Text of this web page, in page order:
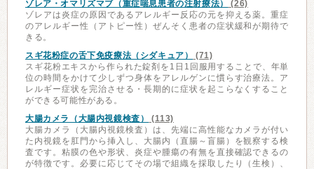
ゾレア・オマリズマブ（重症喘息患者の注射療法）
(26)
ゾレアは炎症の原因であるアレルギー反応の元を抑える薬。重症
のアレルギー性（アトピー性）ぜんそく患者の症状緩和が期待で
きる。
スギ花粉症の舌下免疫療法（シダキュア）
(71)
スギ花粉エキスから作られた錠剤を1日1回服用することで、年単
位の時間をかけて少しずつ身体をアレルゲンに慣らす治療法。ア
レルギー症状を完治させる・長期的に症状を起こらなくすること
ができる可能性がある。
大腸カメラ（大腸内視鏡検査）
(113)
大腸カメラ（大腸内視鏡検査）は、先端に高性能なカメラが付い
た内視鏡を肛門から挿入し、大腸内（直腸～盲腸）を観察する検
査です。粘膜の色や形状、炎症や腫瘍の有無を直接確認できるの
が特徴です。必要に応じてその場で組織を採取したり（生検）、